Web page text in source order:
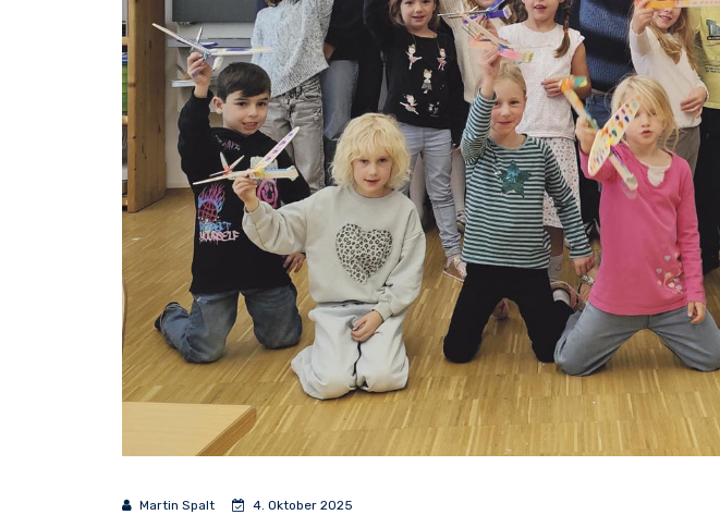
Martin Spalt 4. Oktober 2025